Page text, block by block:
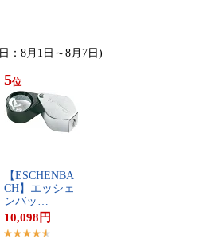
：8月1日～8月7日)
5位
【​E​S​C​H​E​N​B​A​
C​H​】​エ​ッ​シ​ェ​
ン​バ​ッ​…
10,098 円